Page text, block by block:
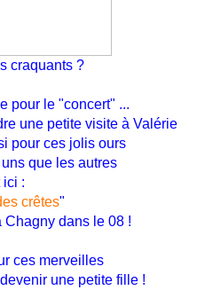
craquants ?
pour le "concert" ...
une petite visite à Valérie
pour ces jolis ours
uns que les autres
ici :
crêtes"
Chagny dans le 08 !
ces merveilles
une petite fille !